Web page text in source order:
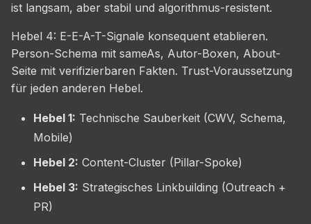
ist langsam, aber stabil und algorithmus-resistent.
Hebel 4: E-E-A-T-Signale konsequent etablieren.
Person-Schema mit sameAs, Autor-Boxen, About-
Seite mit verifizierbaren Fakten. Trust-Voraussetzung
für jeden anderen Hebel.
Hebel 1: Technische Sauberkeit (CWV, Schema,
Mobile)
Hebel 2: Content-Cluster (Pillar-Spoke)
Hebel 3: Strategisches Linkbuilding (Outreach +
PR)